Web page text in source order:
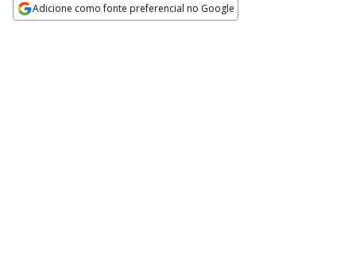
Adicione como fonte preferencial no Google